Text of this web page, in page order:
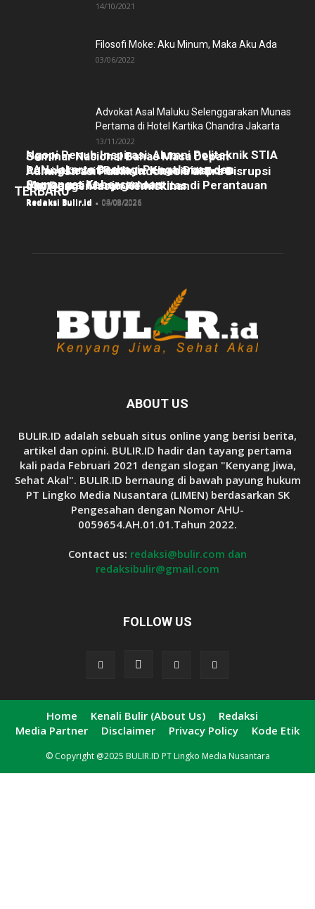
14/10/2021
Filosofi Moke: Aku Minum, Maka Aku Ada
03/06/2022
Advokat Asal Maluku Selenggarakan Munas
Pertama di Hotel Kartika Chandra Jakarta
13/11/2022
TERBARU
Ngopi Penuh Inspirasi: Alumni Politeknik STIA
LAN Jakarta Berbagi Pengalaman dan
Semangat Kebersamaan
Redaksi Bulir.id - 05/08/2026
Pulang Lewat Budaya: Kisah Diaspora
Manggarai Menjaga Identitas di Perantauan
Redaksi Bulir.id - 04/08/2026
Seminar Nasional Bahas Masa Depan
Administrasi Publik Indonesia di Era Disrupsi
dan Pengentasan Kemiskinan
Redaksi Bulir.id - 03/08/2026
ABOUT US
BULIR.ID adalah sebuah situs online yang berisi berita,
artikel dan opini. BULIR.ID hadir dan tayang pertama
kali pada Februari 2021 dengan slogan "Kenyang Jiwa,
Sehat Akal". BULIR.ID bernaung di bawah payung hukum
PT Lingko Media Nusantara (LIMEN) berdasarkan SK
Pengesahan dengan Nomor AHU-
0059654.AH.01.01.Tahun 2022.
Contact us: redaksi@bulir.com dan
redaksibulir@gmail.com
FOLLOW US
Home Kenali Bulir (About Us)
Redaksi
Media Partner
Disclaimer Privacy Policy Kode Etik
© Copyright @2025 BULIR.ID PT Lingko Media Nusantara